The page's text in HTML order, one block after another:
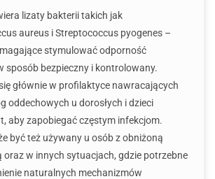
lizaty bakterii takich jak
aureus i Streptococcus pyogenes –
stymulować odporność
sposób bezpieczny i kontrolowany.
głównie w profilaktyce nawracających
oddechowych u dorosłych i dzieci
aby zapobiegać częstym infekcjom.
być też używany u osób z obniżoną
oraz w innych sytuacjach, gdzie potrzebne
naturalnych mechanizmów